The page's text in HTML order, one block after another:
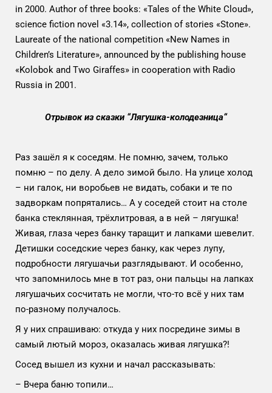
in 2000. Author of three books: «Tales of the White Cloud»,
science fiction novel «3.14», collection of stories «Stone».
Laureate of the national competition «New Names in
Children’s Literature», announced by the publishing house
«Kolobok and Two Giraffes» in cooperation with Radio
Russia in 2001.
Отрывок из сказки “Лягушка-колодезница“
Раз зашёл я к соседям. Не помню, зачем, только
помню – по делу. А дело зимой было. На улице холод
– ни галок, ни воробьев не видать, собаки и те по
задворкам попрятались… А у соседей стоит на столе
банка стеклянная, трёхлитровая, а в ней – лягушка!
Живая, глаза через банку таращит и лапками шевелит.
Детишки соседские через банку, как через лупу,
подробности лягушачьи разглядывают. И особенно,
что запомнилось мне в тот раз, они пальцы на лапках
лягушачьих сосчитать не могли, что-то всё у них там
по-разному получалось.
Я у них спрашиваю: откуда у них посредине зимы в
самый лютый мороз, оказалась живая лягушка?!
Сосед вышел из кухни и начал рассказывать:
– Вчера баню топили…